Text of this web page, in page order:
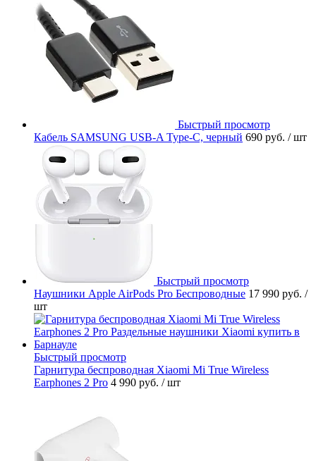
Быстрый просмотр
Кабель SAMSUNG USB-A Type-C, черный 690 руб. / шт
Быстрый просмотр
Наушники Apple AirPods Pro Беспроводные 17 990 руб. /
шт
Быстрый просмотр
Гарнитура беспроводная Xiaomi Mi True Wireless
Earphones 2 Pro 4 990 руб. / шт